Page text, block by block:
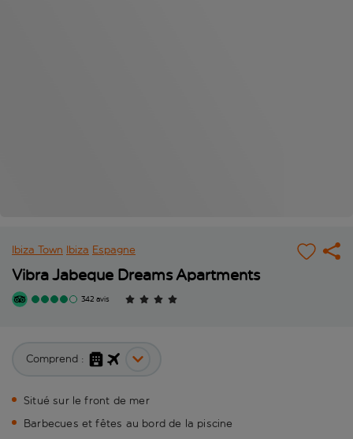
Ibiza Town Ibiza Espagne
Vibra Jabeque Dreams Apartments
342 avis
Comprend :
Situé sur le front de mer
Barbecues et fêtes au bord de la piscine